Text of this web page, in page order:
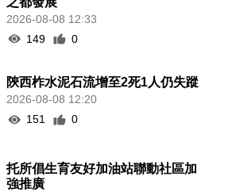
2026-08-08 12:33
149
0
陝西柞水泥石流增至2死1人仍失蹤
2026-08-08 12:20
151
0
托所倡生育友好加油站聯動社區加
強推廣